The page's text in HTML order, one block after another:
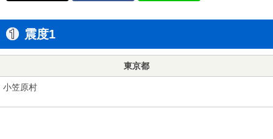
震度1
東京都
小笠原村